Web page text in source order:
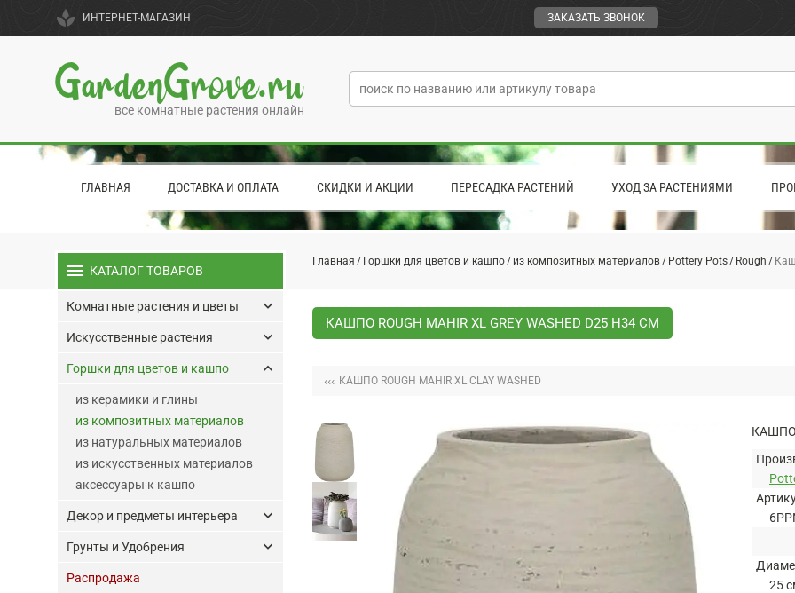
spa ИНТЕРНЕТ-МАГАЗИН ЗАКАЗАТЬ ЗВОНОК
GardenGrove.ru
все комнатные растения онлайн
ГЛАВНАЯ ДОСТАВКА И ОПЛАТА СКИДКИ И АКЦИИ ПЕРЕСАДКА РАСТЕНИЙ УХОД ЗА РАСТЕНИЯМИ
Главная Горшки для цветов и кашпо из композитных материалов Pottery Pots Rough
КАШПО ROUGH MAHIR XL GREY WASHED D25 H34 СМ
‹‹‹ КАШПО ROUGH MAHIR XL CLAY WASHED
КАШПО
25
menu КАТАЛОГ ТОВАРОВ
Комнатные растения и цветы keyboard_arrow_down
Искусственные растения keyboard_arrow_down
Горшки для цветов и кашпо keyboard_arrow_up
из керамики и глины
из композитных материалов
из натуральных материалов
из искусственных материалов
аксессуары к кашпо
Декор и предметы интерьера keyboard_arrow_down
Грунты и Удобрения keyboard_arrow_down
Распродажа